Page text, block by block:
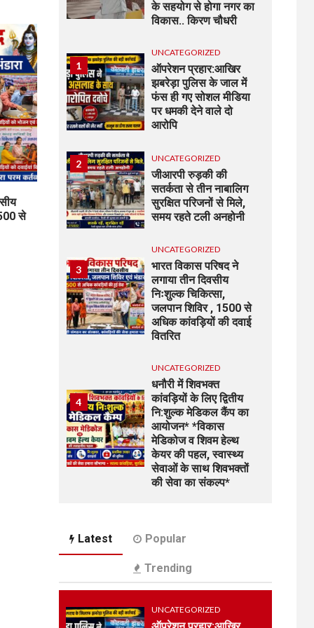
से
के सहयोग से होगा नगर का
विकास.. किरण चौधरी
1
UNCATEGORIZED
ऑपरेशन प्रहार:आखिर
झबरेड़ा पुलिस के जाल में
फंस ही गए सोशल मीडिया
पर धमकी देने वाले दो
आरोपि
2 UNCATEGORIZED
जीआरपी रुड़की की
सतर्कता से तीन नाबालिग
सुरक्षित परिजनों से मिले,
समय रहते टली अनहोनी
3
UNCATEGORIZED
भारत विकास परिषद ने
लगाया तीन दिवसीय
निःशुल्क चिकित्सा,
जलपान शिविर , 1500 से
अधिक कांवड़ियों की दवाई
वितरित
4
UNCATEGORIZED
धनौरी में शिवभक्त
कांवड़ियों के लिए द्वितीय
नि:शुल्क मेडिकल कैंप का
आयोजन* *विकास
मेडिकोज व शिवम हेल्थ
केयर की पहल, स्वास्थ्य
सेवाओं के साथ शिवभक्तों
की सेवा का संकल्प*
भारत विकास परिषद की
संयुक्त प्रवास बैठक में
कार्यों पर जोर
UNCATEGORIZED
कोटवाल आलमपुर में लाखों
Latest Popular
Trending
UNCATEGORIZED